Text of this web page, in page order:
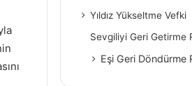
Yıldız Yükseltme Vefki
Sevgiliyi Geri Getirme
Eşi Geri Döndürme